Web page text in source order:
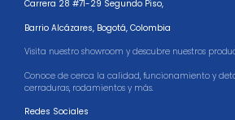
Carrera 28 #71-29 Segundo Piso,
Barrio Alcázares, Bogotá, Colombia
Visita nuestro showroom y descubre nuestros
Conoce de cerca la calidad, funcionamiento y
cerraduras, rodamientos y más.
Redes Sociales